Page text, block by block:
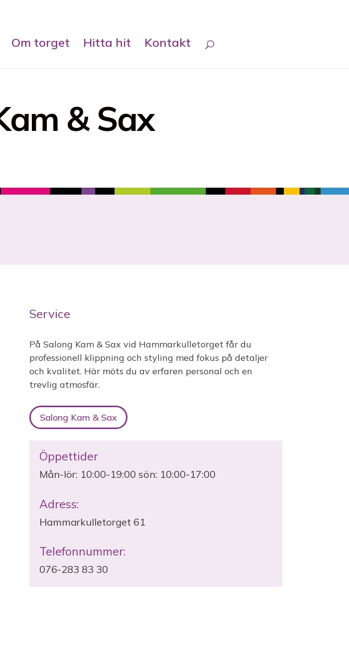
Om torget Hitta hit Kontakt
& Sax
Service
På Salong Kam & Sax vid Hammarkulletorget får du
professionell klippning och styling med fokus på detaljer
och kvalitet. Här möts du av erfaren personal och en
trevlig atmosfär.
Salong Kam & Sax
Öppettider
Mån-lör: 10:00-19:00 sön: 10:00-17:00
Adress:
Hammarkulletorget 61
Telefonnummer:
076-283 83 30